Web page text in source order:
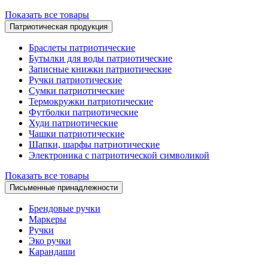
Показать все товары
Патриотическая продукция
Браслеты патриотические
Бутылки для воды патриотические
Записные книжки патриотические
Ручки патриотические
Сумки патриотические
Термокружки патриотические
Футболки патриотические
Худи патриотические
Чашки патриотические
Шапки, шарфы патриотические
Электроника с патриотической символикой
Показать все товары
Письменные принадлежности
Брендовые ручки
Маркеры
Ручки
Эко ручки
Карандаши